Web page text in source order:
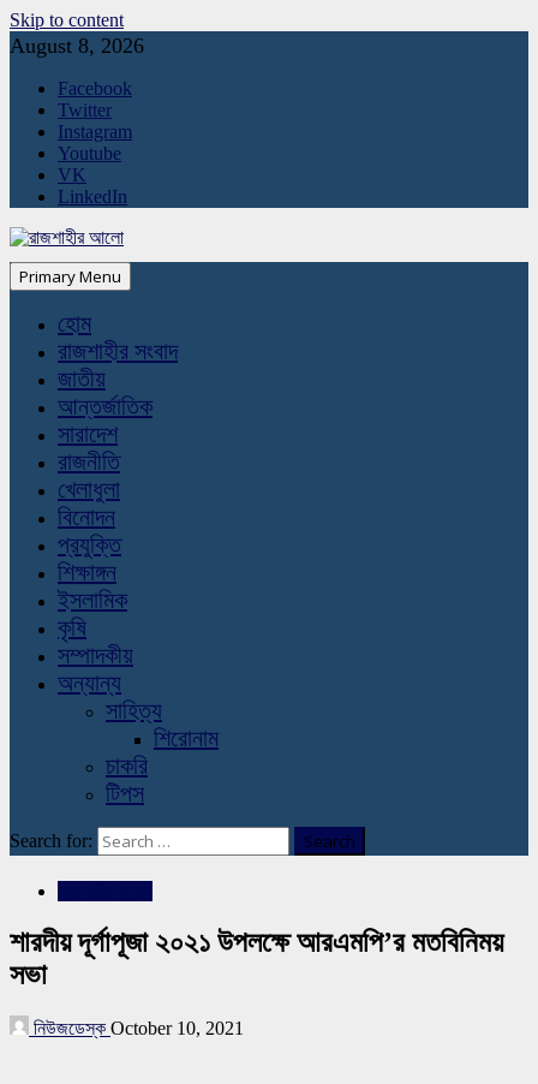
Skip to content
August 8, 2026
Facebook
Twitter
Instagram
Youtube
VK
LinkedIn
Primary Menu
হোম
রাজশাহীর সংবাদ
জাতীয়
আন্তর্জাতিক
সারাদেশ
রাজনীতি
খেলাধুলা
বিনোদন
প্রযুক্তি
শিক্ষাঙ্গন
ইসলামিক
কৃষি
সম্পাদকীয়
অন্যান্য
সাহিত্য
শিরোনাম
চাকরি
টিপস
Search for:
শারদীয় দূর্গাপূজা ২০২১ উপলক্ষে আরএমপি’র মতবিনিময়
সভা
নিউজডেস্ক October 10, 2021